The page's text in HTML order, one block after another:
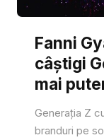
Fanni
câștigi
mai
Generația Z
branduri pe